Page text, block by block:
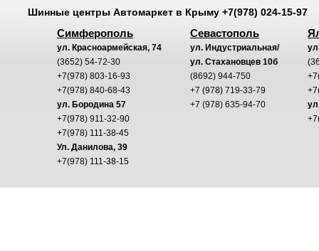
Шинные центры Автомаркетв Крыму +7(978) 024-15-97
Симферополь
ул. Красноармейская, 74
(3652) 54-72-30
+7(978) 803-16-93
+7(978) 840-68-43
ул. Бородина 57
+7(978) 911-32-90
+7(978) 111-38-45
Ул. Данилова, 39
+7(978) 111-38-15
Севастополь
ул. Индустриальная/
ул. Стахановцев 10б
(8692) 944-750
+7 (978) 719-33-79
+7 (978) 635-94-70